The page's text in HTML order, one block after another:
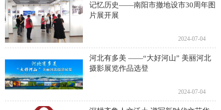
记忆历史——南阳市撤地设市30周年图
片展开展
2024-07-04
河北有多美 ——“大好河山” 美丽河北
摄影展览作品选登
2024-07-04